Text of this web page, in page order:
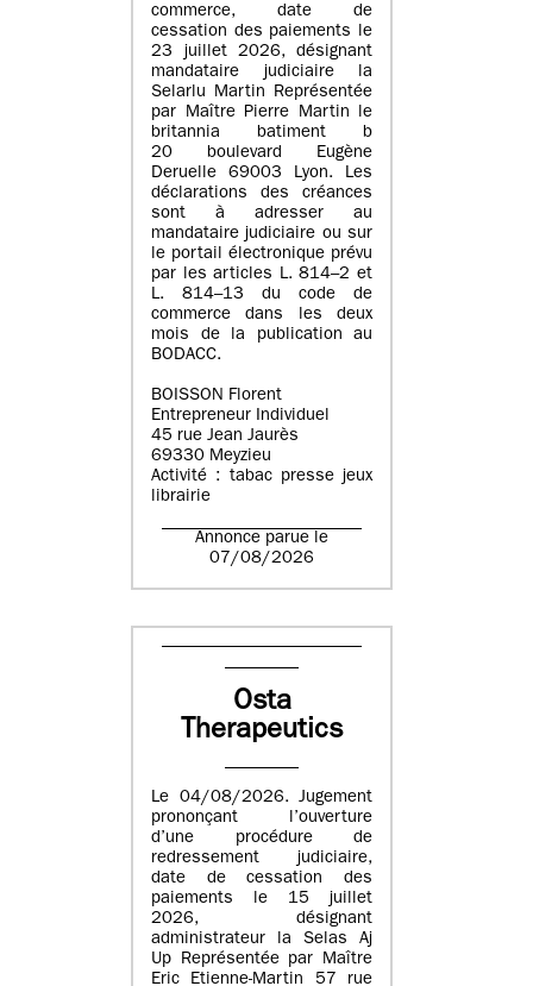
commerce, date de
cessation des paiements le
23 juillet 2026, désignant
mandataire judiciaire la
Selarlu Martin Représentée
par Maître Pierre Martin le
britannia batiment b
20 boulevard Eugène
Deruelle 69003 Lyon. Les
déclarations des créances
sont à adresser au
mandataire judiciaire ou sur
le portail électronique prévu
par les articles L. 814–2 et
L. 814–13 du code de
commerce dans les deux
mois de la publication au
BODACC.
BOISSON Florent
Entrepreneur Individuel
45 rue Jean Jaurès
69330 Meyzieu
Activité : tabac presse jeux
librairie
Annonce parue le
07/08/2026
Osta
Therapeutics
Le 04/08/2026. Jugement
prononçant l’ouverture
d’une procédure de
redressement judiciaire,
date de cessation des
paiements le 15 juillet
2026, désignant
administrateur la Selas Aj
Up Représentée par Maître
Eric Etienne-Martin 57 rue